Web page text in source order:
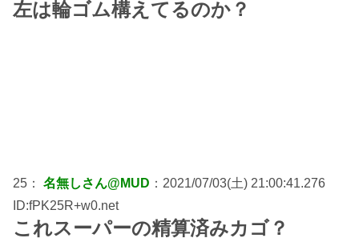
左は輪ゴム構えてるのか？
25： 名無しさん@MUD ：2021/07/03(土) 21:00:41.276
ID:fPK25R+w0.net
これスーパーの精算済みカゴ？